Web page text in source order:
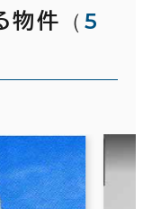
物件
（ 5